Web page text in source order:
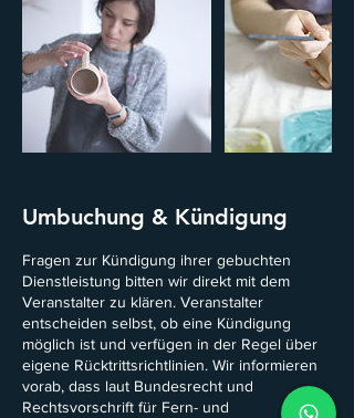
Umbuchung & Kündigung
Fragen zur Kündigung ihrer gebuchten
Dienstleistung bitten wir direkt mit dem
Veranstalter zu klären. Veranstalter
entscheiden selbst, ob eine Kündigung
möglich ist und verfügen in der Regel über
eigene Rücktrittsrichtlinien. Wir informieren
vorab, dass laut Bundesrecht und
Rechtsvorschrift für Fern- und